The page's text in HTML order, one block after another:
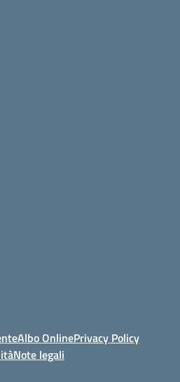
Albo OnlinePrivacy Policy
Note legali